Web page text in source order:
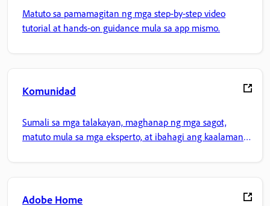
Matuto sa pamamagitan ng mga step-by-step video
tutorial at hands-on guidance mula sa app mismo.
Komunidad
Sumali sa mga talakayan, maghanap ng mga sagot,
matuto mula sa mga eksperto, at ibahagi ang kaalaman
Adobe Home